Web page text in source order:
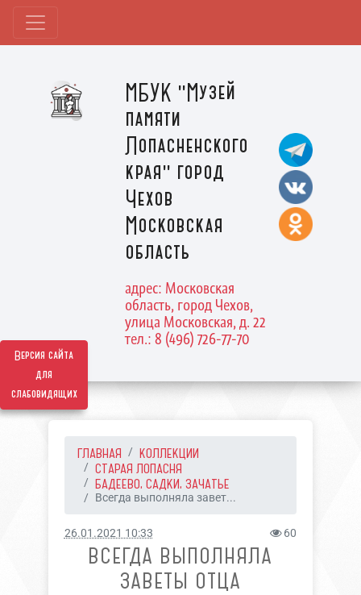
Версия сайта
для
слабовидящих
МБУК "Музей
памяти
Лопасненского
края" город
Чехов
Московская
область
адрес: Московская
область, город Чехов,
улица Московская, д. 22
тел.: 8 (496) 726-77-70
ГЛАВНАЯ
КОЛЛЕКЦИИ
СТАРАЯ ЛОПАСНЯ
БАДЕЕВО, САДКИ, ЗАЧАТЬЕ
Всегда выполняла завет...
26.01.2021 10:33 60
ВСЕГДА ВЫПОЛНЯЛА
ЗАВЕТЫ ОТЦА